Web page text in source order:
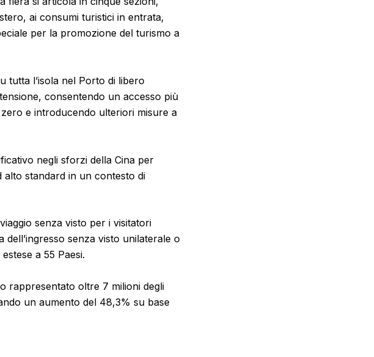
ai consumi turistici in entrata,
per la promozione del turismo a
tutta l’isola nel Porto di libero
consentendo un accesso più
e introducendo ulteriori misure a
negli sforzi della Cina per
alto standard in un contesto di
senza visto per i visitatori
senza visto unilaterale o
a 55 Paesi.
rappresentato oltre 7 milioni degli
un aumento del 48,3% su base